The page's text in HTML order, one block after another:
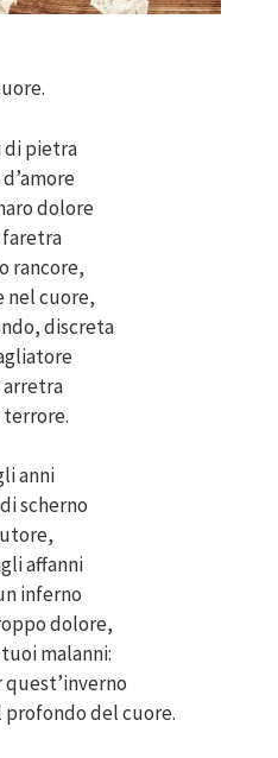
di pietra
dolore
rancore,
nel cuore,
discreta
arretra
anni
scherno
affanni
inferno
dolore,
malanni:
profondo del cuore.